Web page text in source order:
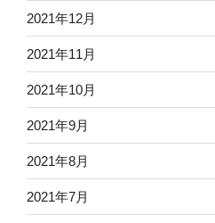
2021年12月
2021年11月
2021年10月
2021年9月
2021年8月
2021年7月